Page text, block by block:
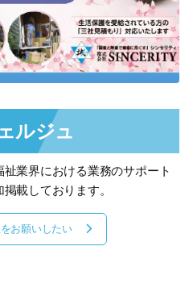
ルジュ
業界における業務のサポート
載しております。
お願いしたい